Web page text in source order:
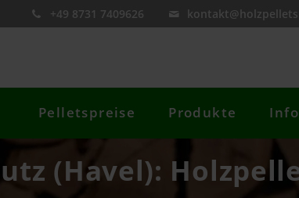
+49 8731 7409626
Pelletspreise Produkte
(Havel):